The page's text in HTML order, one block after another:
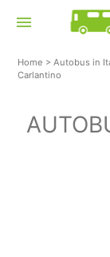
menu
Home >Autobus in
Carlantino